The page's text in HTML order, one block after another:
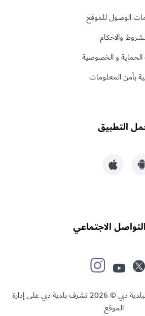
الوصول للموقع
والاحكام
و الخصوصية
بأمن المعلومات
التطبيق
الاجتماعي
جميع الحقوق محفوظة لبلدية دبي © 2026 تشرف بلدية دبي على إدارة
الموقع